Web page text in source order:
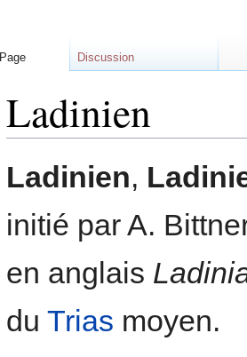
Ladinien
Ladinien,
initié par A.
en anglais
du Trias moyen.
Page Discussion